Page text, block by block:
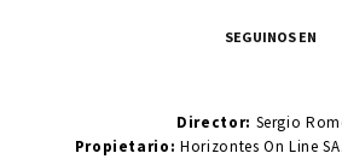
SEGUINOS EN
Director: Sergio
Propietario:Horizontes On Line